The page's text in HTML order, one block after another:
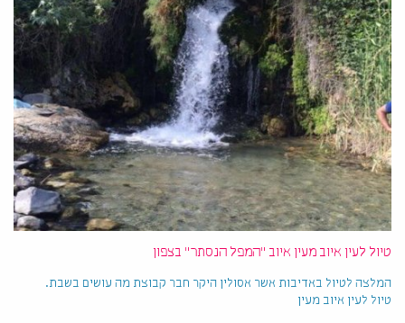
טיול לעין איוב מעין איוב "המפל הנסתר" בצפון
המלצה לטיול באדיבות אשר אסולין היקר חבר קבוצת מה עושים בשבת.
טיול לעין איוב מעין